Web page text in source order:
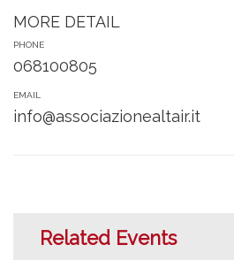
MORE DETAIL
PHONE
068100805
EMAIL
info@associazionealtair.it
Related Events